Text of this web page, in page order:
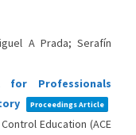
A Prada; Serafín
for Professionals
Proceedings Article
Education (ACE